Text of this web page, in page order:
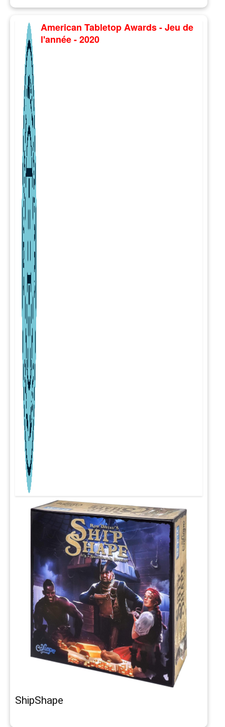
American Tabletop Awards - Jeu de
l'année - 2020
ShipShape